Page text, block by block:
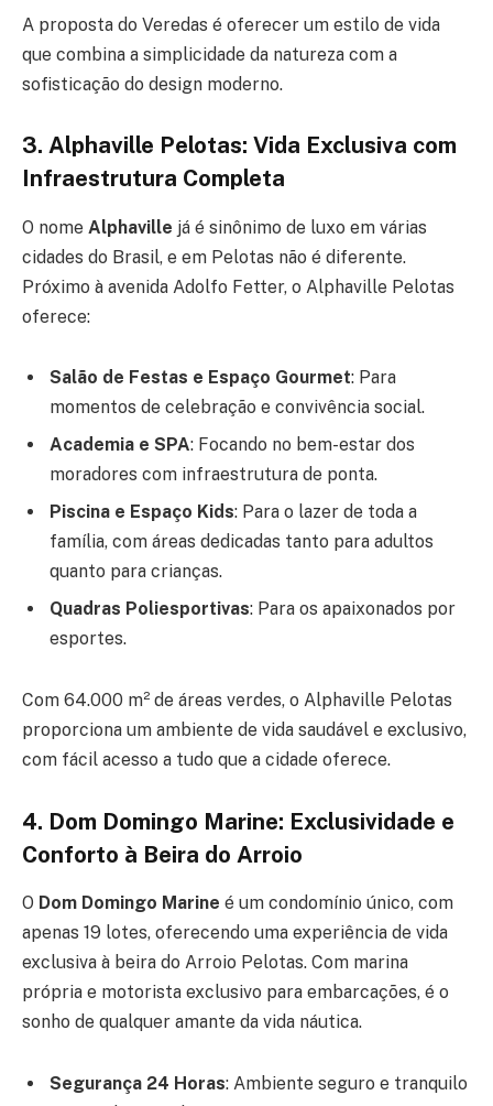
A proposta do Veredas é oferecer um estilo de vida
que combina a simplicidade da natureza com a
sofisticação do design moderno.
3. Alphaville Pelotas: Vida Exclusiva com
Infraestrutura Completa
O nome Alphaville já é sinônimo de luxo em várias
cidades do Brasil, e em Pelotas não é diferente.
Próximo à avenida Adolfo Fetter, o Alphaville Pelotas
oferece:
Salão de Festas e Espaço Gourmet: Para
momentos de celebração e convivência social.
Academia e SPA: Focando no bem-estar dos
moradores com infraestrutura de ponta.
Piscina e Espaço Kids: Para o lazer de toda a
família, com áreas dedicadas tanto para adultos
quanto para crianças.
Quadras Poliesportivas: Para os apaixonados por
esportes.
Com 64.000 m² de áreas verdes, o Alphaville Pelotas
proporciona um ambiente de vida saudável e exclusivo,
com fácil acesso a tudo que a cidade oferece.
4. Dom Domingo Marine: Exclusividade e
Conforto à Beira do Arroio
O Dom Domingo Marine é um condomínio único, com
apenas 19 lotes, oferecendo uma experiência de vida
exclusiva à beira do Arroio Pelotas. Com marina
própria e motorista exclusivo para embarcações, é o
sonho de qualquer amante da vida náutica.
Segurança 24 Horas: Ambiente seguro e tranquilo